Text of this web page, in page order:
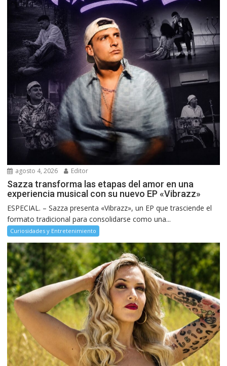
agosto 4, 2026 Editor
Sazza transforma las etapas del amor en una
experiencia musical con su nuevo EP «Vibrazz»
ESPECIAL. – Sazza presenta «Vibrazz», un EP que trasciende el
formato tradicional para consolidarse como una...
Curiosidades y Entretenimiento